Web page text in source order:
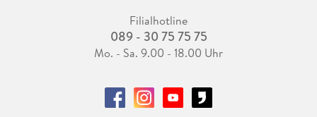
Filialhotline
089 - 30 75 75 75
Mo. - Sa. 9.00 - 18.00 Uhr